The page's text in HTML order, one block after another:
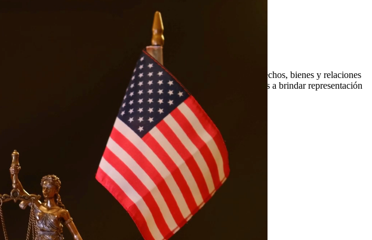
representación compasiva pero agresiva para proteger sus derechos, bienes y relaciones
con dignidad. En Quintana & Barajas PLLC, estamos comprometidos a brindar representación